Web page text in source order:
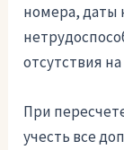
номера, даты
отсутствия
При
учесть все